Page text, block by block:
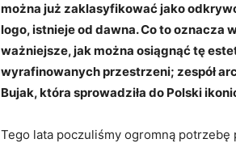
można już zaklasyfikować jako
logo, istnieje od dawna. Co to oznacza
ważniejsze, jak można osiągnąć tę
wyrafinowanych przestrzeni; zespół
Bujak, która sprowadziła do Polski
Tego lata poczuliśmy ogromną